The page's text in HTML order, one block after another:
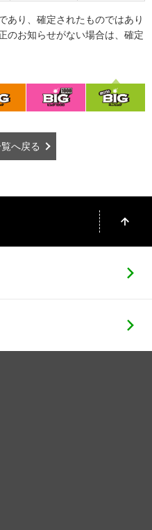
あり、確定されたものではあり
のお知らせがない場合は、確定
へ戻る